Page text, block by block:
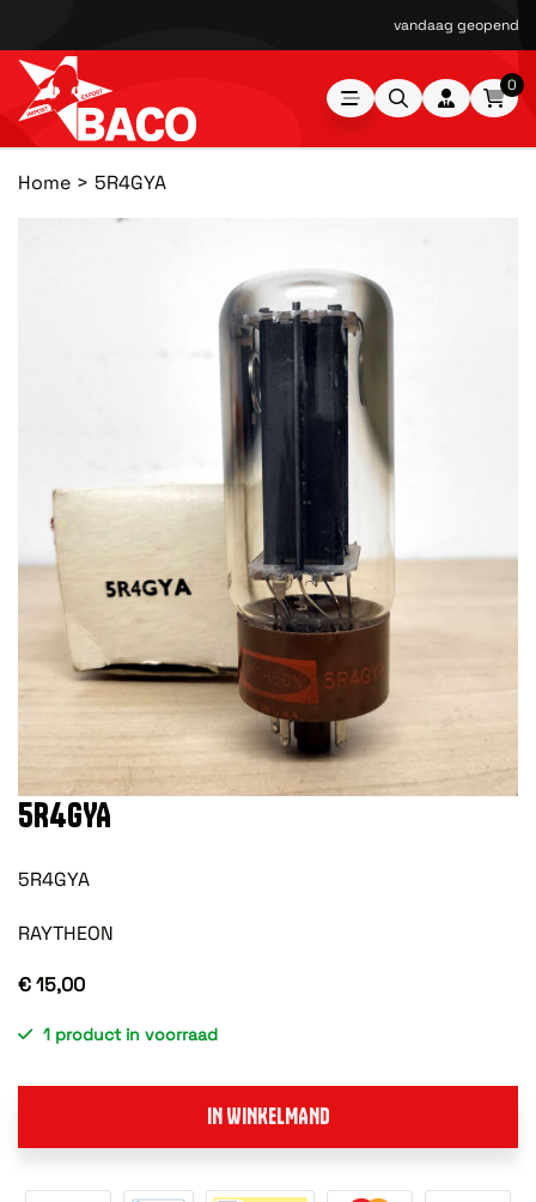
vandaag geopend
0
Home 5R4GYA
5R4GYA
5R4GYA
RAYTHEON
€ 15,00
1 product in voorraad
IN WINKELMAND